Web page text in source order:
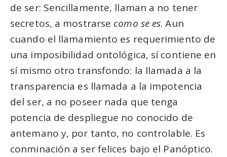
de ser: Sencillamente, llaman a no tener
secretos, a mostrarse como se es. Aun
cuando el llamamiento es requerimiento de
una imposibilidad ontológica, sí contiene en
sí mismo otro transfondo: la llamada a la
transparencia es llamada a la impotencia
del ser, a no poseer nada que tenga
potencia de despliegue no conocido de
antemano y, por tanto, no controlable. Es
conminación a ser felices bajo el Panóptico.